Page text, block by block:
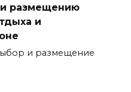
размещению
и
и размещение